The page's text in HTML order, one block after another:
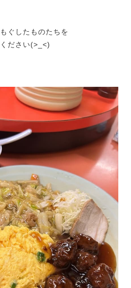
ぐしたものたちを
ださい(>_<)